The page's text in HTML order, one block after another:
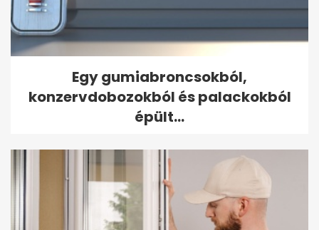
Egy gumiabroncsokból,
konzervdobozokból és palackokból
épült...